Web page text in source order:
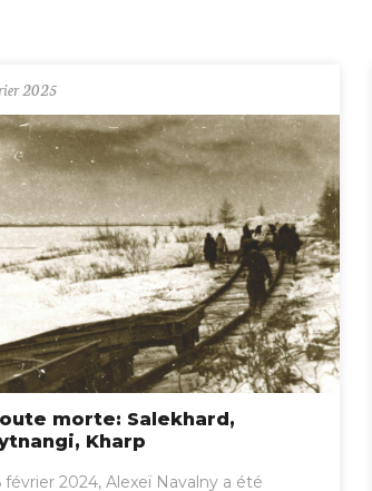
2025
morte: Salekhard,
Kharp
février 2024, Alexeï Navalny a été